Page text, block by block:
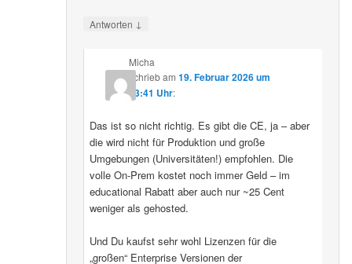
Antworten ↓
Micha
schriebam 19. Februar 2026 um
13:41 Uhr:
Das ist so nicht richtig. Es gibt die CE, ja – aber
die wird nicht für Produktion und große
Umgebungen (Universitäten!) empfohlen. Die
volle On-Prem kostet noch immer Geld – im
educational Rabatt aber auch nur ~25 Cent
weniger als gehosted.
Und Du kaufst sehr wohl Lizenzen für die
„großen“ Enterprise Versionen der